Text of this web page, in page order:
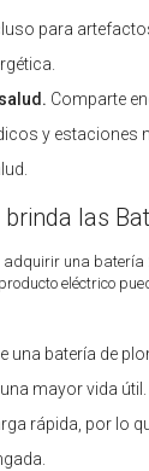
para
Comparte
y estaciones
las
una batería
eléctrico
una batería de
mayor vida útil.
rápida, por lo